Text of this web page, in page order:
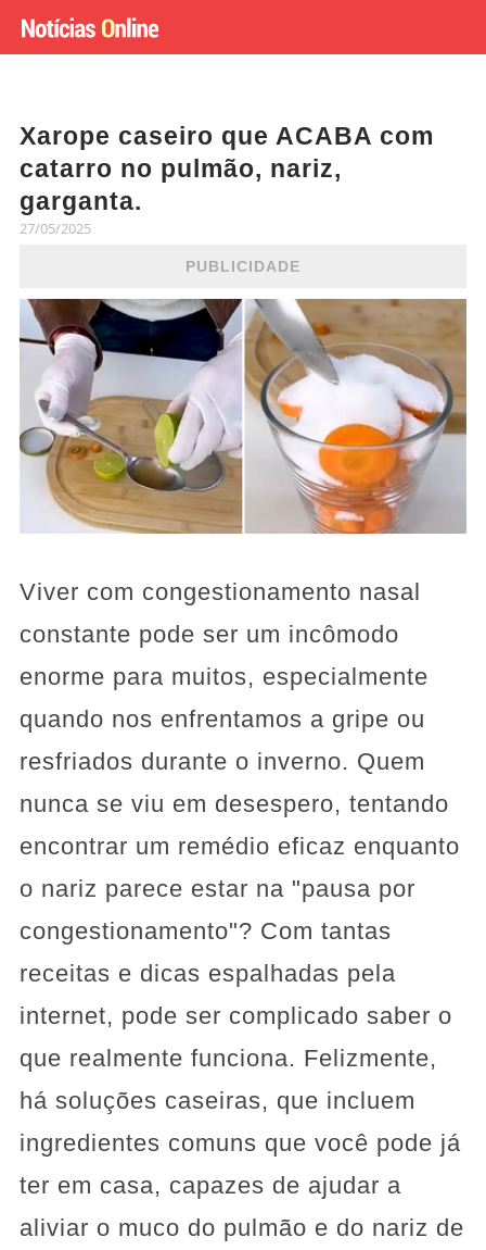
Xarope caseiro que ACABA com
catarro no pulmão, nariz,
garganta.
27/05/2025
PUBLICIDADE
Viver com congestionamento nasal
constante pode ser um incômodo
enorme para muitos, especialmente
quando nos enfrentamos a gripe ou
resfriados durante o inverno. Quem
nunca se viu em desespero, tentando
encontrar um remédio eficaz enquanto
o nariz parece estar na "pausa por
congestionamento"? Com tantas
receitas e dicas espalhadas pela
internet, pode ser complicado saber o
que realmente funciona. Felizmente,
há soluções caseiras, que incluem
ingredientes comuns que você pode já
ter em casa, capazes de ajudar a
aliviar o muco do pulmão e do nariz de